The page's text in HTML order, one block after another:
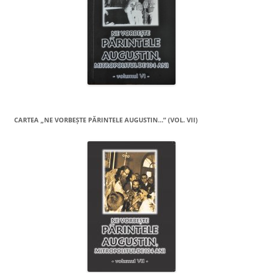
CARTEA „NE VORBEŞTE PĂRINTELE AUGUSTIN…” (VOL. VII)